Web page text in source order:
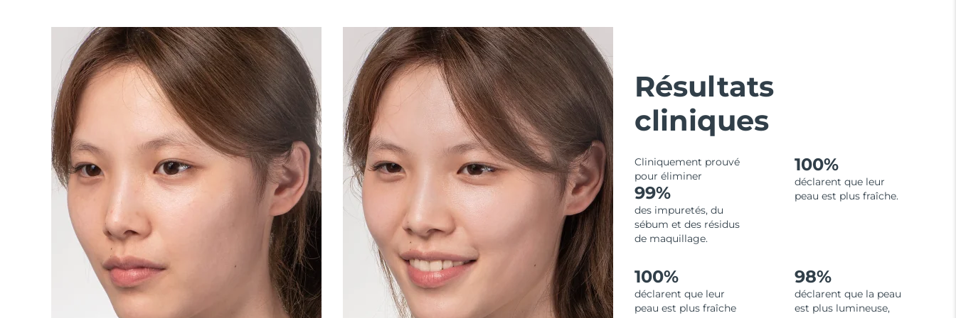
Résultats
cliniques
Cliniquement prouvé
pour éliminer
99%
des impuretés, du
sébum et des résidus
de maquillage.
100%
déclarent que leur
peau est plus fraîche.
100%
déclarent que leur
peau est plus fraîche
98%
déclarent que la peau
est plus lumineuse,